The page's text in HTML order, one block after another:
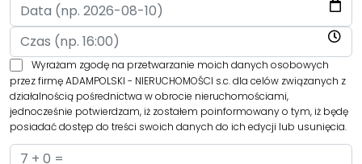
Wyrażam zgodę na przetwarzanie moich danych osobowych
przez firmę ADAMPOLSKI - NIERUCHOMOŚCI s.c. dla celów związanych z
działalnością pośrednictwa w obrocie nieruchomościami,
jednocześnie potwierdzam, iż zostałem poinformowany o tym, iż będę
posiadać dostęp do treści swoich danych do ich edycji lub usunięcia.